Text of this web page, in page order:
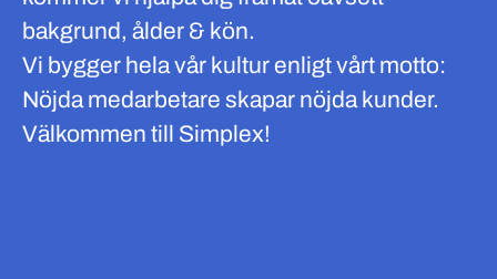
bakgrund, ålder & kön.
Vi bygger hela vår kultur enligt vårt motto:
Nöjda medarbetare skapar nöjda kunder.
Välkommen till Simplex!